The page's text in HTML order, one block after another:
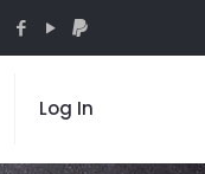
Log In